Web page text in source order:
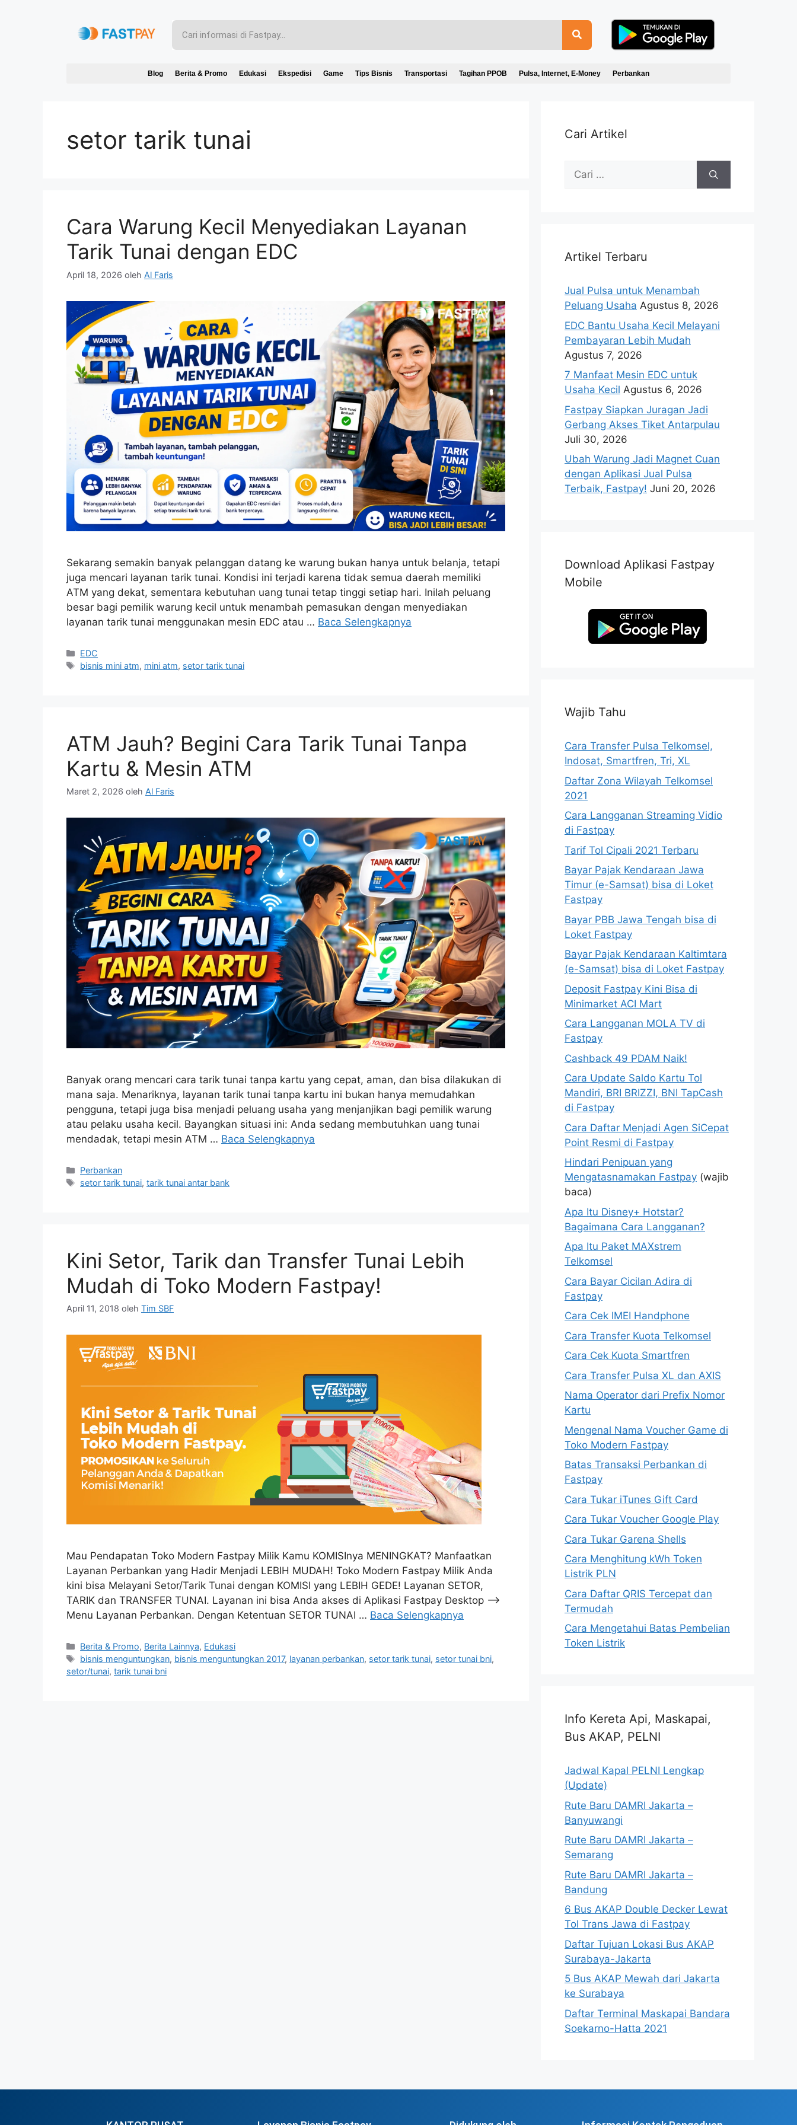
Blog Berita & Promo Edukasi Ekspedisi Game Tips Bisnis Transportasi Tagihan PPOB Pulsa, Internet, E-Money Perbankan
setor tarik tunai
Cara Warung Kecil Menyediakan Layanan
Tarik Tunai dengan EDC
April 18, 2026 oleh Al Faris
Sekarang semakin banyak pelanggan datang ke warung bukan hanya untuk belanja, tetapi
juga mencari layanan tarik tunai. Kondisi ini terjadi karena tidak semua daerah memiliki
ATM yang dekat, sementara kebutuhan uang tunai tetap tinggi setiap hari. Inilah peluang
besar bagi pemilik warung kecil untuk menambah pemasukan dengan menyediakan
layanan tarik tunai menggunakan mesin EDC atau … Baca Selengkapnya
EDC
bisnis mini atm, mini atm, setor tarik tunai
ATM Jauh? Begini Cara Tarik Tunai Tanpa
Kartu & Mesin ATM
Maret 2, 2026 oleh Al Faris
Banyak orang mencari cara tarik tunai tanpa kartu yang cepat, aman, dan bisa dilakukan di
mana saja. Menariknya, layanan tarik tunai tanpa kartu ini bukan hanya memudahkan
pengguna, tetapi juga bisa menjadi peluang usaha yang menjanjikan bagi pemilik warung
atau pelaku usaha kecil. Bayangkan situasi ini: Anda sedang membutuhkan uang tunai
mendadak, tetapi mesin ATM … Baca Selengkapnya
Perbankan
setor tarik tunai,tarik tunai antar bank
Kini Setor, Tarik dan Transfer Tunai Lebih
Mudah di Toko Modern Fastpay!
April 11, 2018 oleh Tim SBF
Mau Pendapatan Toko Modern Fastpay Milik Kamu KOMISInya MENINGKAT? Manfaatkan
Layanan Perbankan yang Hadir Menjadi LEBIH MUDAH! Toko Modern Fastpay Milik Anda
kini bisa Melayani Setor/Tarik Tunai dengan KOMISI yang LEBIH GEDE! Layanan SETOR,
TARIK dan TRANSFER TUNAI. Layanan ini bisa Anda akses di Aplikasi Fastpay Desktop –>
Menu Layanan Perbankan. Dengan Ketentuan SETOR TUNAI … Baca Selengkapnya
Berita & Promo, Berita Lainnya, Edukasi
bisnis menguntungkan, bisnis menguntungkan 2017, layanan perbankan, setor tarik tunai, setor tunai bni,
setor/tunai, tarik tunai bni
Cari Artikel
Artikel Terbaru
Jual Pulsa untuk Menambah
Peluang Usaha Agustus 8, 2026
EDC Bantu Usaha Kecil Melayani
Pembayaran Lebih Mudah
Agustus 7, 2026
7 Manfaat Mesin EDC untuk
Usaha Kecil Agustus 6, 2026
Fastpay Siapkan Juragan Jadi
Gerbang Akses Tiket Antarpulau
Juli 30, 2026
Ubah Warung Jadi Magnet Cuan
dengan Aplikasi Jual Pulsa
Terbaik, Fastpay! Juni 20, 2026
Download Aplikasi Fastpay
Mobile
Wajib Tahu
Cara Transfer Pulsa Telkomsel,
Indosat, Smartfren, Tri, XL
Daftar Zona Wilayah Telkomsel
2021
Cara Langganan Streaming Vidio
di Fastpay
Tarif Tol Cipali 2021 Terbaru
Bayar Pajak Kendaraan Jawa
Timur (e-Samsat) bisa di Loket
Fastpay
Bayar PBB Jawa Tengah bisa di
Loket Fastpay
Bayar Pajak Kendaraan Kaltimtara
(e-Samsat) bisa di Loket Fastpay
Deposit Fastpay Kini Bisa di
Minimarket ACI Mart
Cara Langganan MOLA TV di
Fastpay
Cashback 49 PDAM Naik!
Cara Update Saldo Kartu Tol
Mandiri, BRI BRIZZI, BNI TapCash
di Fastpay
Cara Daftar Menjadi Agen SiCepat
Point Resmi di Fastpay
Hindari Penipuan yang
Mengatasnamakan Fastpay (wajib
baca)
Apa Itu Disney+ Hotstar?
Bagaimana Cara Langganan?
Apa Itu Paket MAXstrem
Telkomsel
Cara Bayar Cicilan Adira di
Fastpay
Cara Cek IMEI Handphone
Cara Transfer Kuota Telkomsel
Cara Cek Kuota Smartfren
Cara Transfer Pulsa XL dan AXIS
Nama Operator dari Prefix Nomor
Kartu
Mengenal Nama Voucher Game di
Toko Modern Fastpay
Batas Transaksi Perbankan di
Fastpay
Cara Tukar iTunes Gift Card
Cara Tukar Voucher Google Play
Cara Tukar Garena Shells
Cara Menghitung kWh Token
Listrik PLN
Cara Daftar QRIS Tercepat dan
Termudah
Cara Mengetahui Batas Pembelian
Token Listrik
Info Kereta Api, Maskapai,
Bus AKAP, PELNI
Jadwal Kapal PELNI Lengkap
(Update)
Rute Baru DAMRI Jakarta –
Banyuwangi
Rute Baru DAMRI Jakarta –
Semarang
Rute Baru DAMRI Jakarta –
Bandung
6 Bus AKAP Double Decker Lewat
Tol Trans Jawa di Fastpay
Daftar Tujuan Lokasi Bus AKAP
Surabaya-Jakarta
5 Bus AKAP Mewah dari Jakarta
ke Surabaya
Daftar Terminal Maskapai Bandara
Soekarno-Hatta 2021